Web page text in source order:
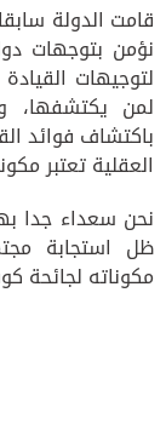
قامت الدولة
نؤمن بتوجهات
لتوجيهات
لمن يكتشفها،
باكتشاف فوائد
العقلية تعتبر
نحن سعداء جدا
ظل استجابة
مكوناته لجائحة